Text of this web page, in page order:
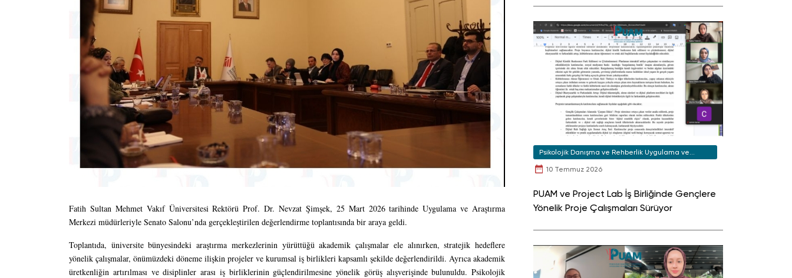
Fatih Sultan Mehmet Vakıf Üniversitesi Rektörü Prof. Dr. Nevzat Şimşek, 25 Mart 2026 tarihinde Uygulama ve Araştırma
Merkezi müdürleriyle Senato Salonu’nda gerçekleştirilen değerlendirme toplantısında bir araya geldi.
Toplantıda, üniversite bünyesindeki araştırma merkezlerinin yürüttüğü akademik çalışmalar ele alınırken, stratejik hedeflere
yönelik çalışmalar, önümüzdeki döneme ilişkin projeler ve kurumsal iş birlikleri kapsamlı şekilde değerlendirildi. Ayrıca akademik
üretkenliğin artırılması ve disiplinler arası iş birliklerinin güçlendirilmesine yönelik görüş alışverişinde bulunuldu. Psikolojik
Psikolojik Danışma ve Rehberlik Uygulama ve
10 Temmuz 2026
PUAM ve Project Lab İş Birliğinde Gençlere
Yönelik Proje Çalışmaları Sürüyor